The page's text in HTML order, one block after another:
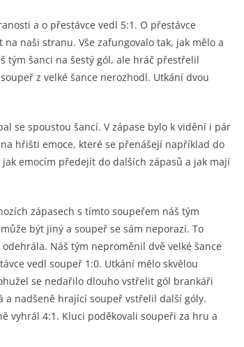
a o přestávce vedl 5:1. O přestávce
naši stranu. Vše zafungovalo tak, jak mělo a
tým šanci na šestý gól, ale hráč přestřelil
z velké šance nerozhodl. Utkání dvou
se spoustou šancí. V zápase bylo k vidění i pár
hřišti emoce, které se přenášejí například do
emocím předejít do dalších zápasů a jak mají
zápasech s tímto soupeřem náš tým
být jiný a soupeř se sám neporazí. To
Náš tým neproměnil dvě velké šance
vedl soupeř 1:0. Utkání mělo skvělou
se nedařilo dlouho vstřelit gól brankáři
a nadšeně hrající soupeř vstřelil další góly.
vyhrál 4:1. Kluci poděkovali soupeři za hru a